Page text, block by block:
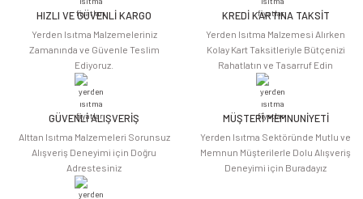
Ürün açıklamasında eksik bilgiler bulunuyor.
Ürün bilgilerinde hatalar bulunuyor.
Ürün fiyatı diğer sitelerden daha pahalı.
Bu ürüne benzer farklı alternatifler olmalı.
HIZLI VE GÜVENLİ KARGO
Yerden Isıtma Malzemeleriniz
Zamanında ve Güvenle Teslim
Ediyoruz.
KREDİ KARTINA TAKSİT
Yerden Isıtma Malzemesi Alırken
Kolay Kart Taksitleriyle Bütçenizi
Rahatlatın ve Tasarruf Edin
GÜVENLİ ALIŞVERİŞ
Alttan Isıtma Malzemeleri Sorunsuz
Alışveriş Deneyimi için Doğru
Adrestesiniz
MÜŞTERİ MEMNUNİYETİ
Yerden Isıtma Sektöründe Mutlu ve
Memnun Müşterilerle Dolu Alışveriş
Deneyimi için Buradayız